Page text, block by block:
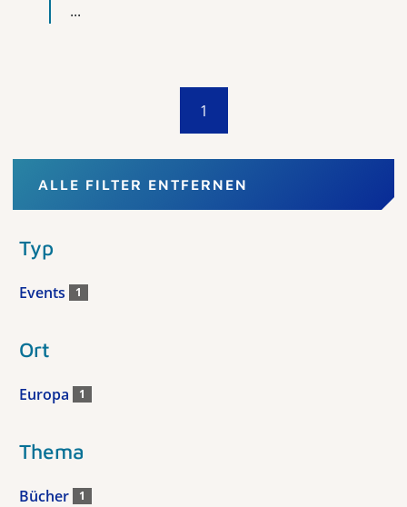
...
1
ALLE FILTER ENTFERNEN
Typ
Events 1
Ort
Europa 1
Thema
Bücher 1